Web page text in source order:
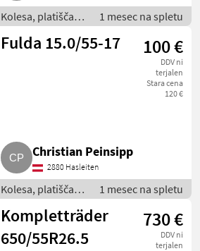
Kolesa, platišča in
pnevmatike /
Pnevmatika za
1 mesec na spletu
Fulda 15.0/55-17 100 €
DDV ni
terjalen
Stara cena
120 €
Christian Peinsipp
2880 Hasleiten
Kolesa, platišča in
pnevmatike /
Pnevmatika za
priklopnik
1 mesec na spletu
Kompletträder
650/55R26.5
730 €
DDV ni
terjalen